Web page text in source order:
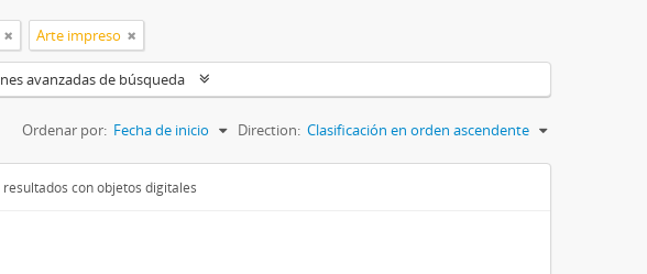
Arte impreso
avanzadas de búsqueda
Ordenar por: Fecha de inicio Direction: Clasificación en orden ascendente
con objetos digitales